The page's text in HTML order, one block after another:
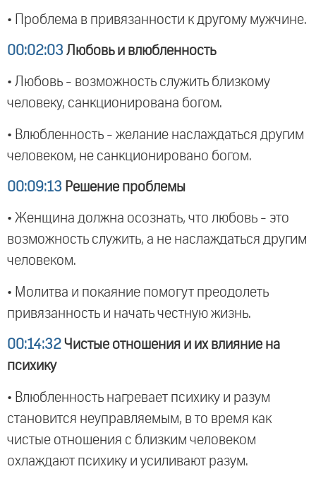
• Проблема в привязанности к другому мужчине.
00:02:03 Любовь и влюбленность
• Любовь - возможность служить близкому
человеку, санкционирована богом.
• Влюбленность - желание наслаждаться другим
человеком, не санкционировано богом.
00:09:13 Решение проблемы
• Женщина должна осознать, что любовь - это
возможность служить, а не наслаждаться другим
человеком.
• Молитва и покаяние помогут преодолеть
привязанность и начать честную жизнь.
00:14:32 Чистые отношения и их влияние на
психику
• Влюбленность нагревает психику и разум
становится неуправляемым, в то время как
чистые отношения с близким человеком
охлаждают психику и усиливают разум.